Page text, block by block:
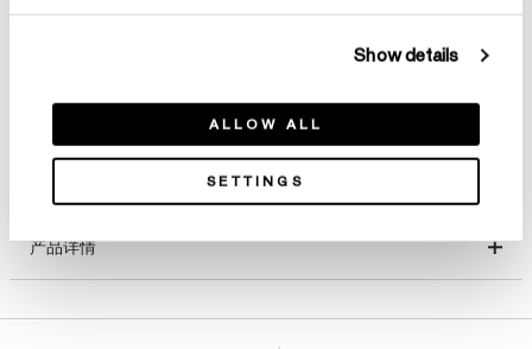
Show details
ALLOW ALL
SETTINGS
产品详情